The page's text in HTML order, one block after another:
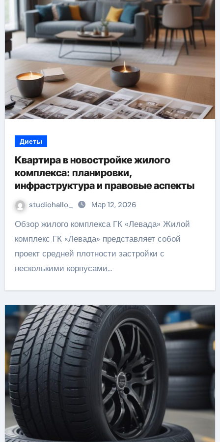
Диеты
Квартира в новостройке жилого
комплекса: планировки,
инфраструктура и правовые аспекты
studiohallo_ Мар 12, 2026
Обзор жилого комплекса ГК «Левада» Жилой
комплекс ГК «Левада» представляет собой
проект средней плотности застройки с
несколькими корпусами…